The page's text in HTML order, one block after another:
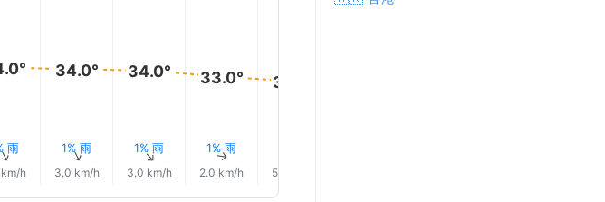
雨
h
34.0°
1% 雨
↑
3.0 km/h
34.0°
1% 雨
↑
3.0 km/h
33.0°
1% 雨
↑
2.0 km/h
33.0°
5.0 km/h